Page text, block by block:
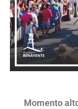
Momento